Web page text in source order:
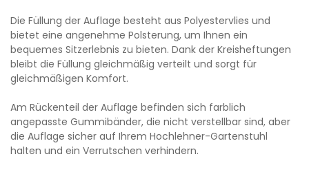
Die Füllung der Auflage besteht aus Polyestervlies und
bietet eine angenehme Polsterung, um Ihnen ein
bequemes Sitzerlebnis zu bieten. Dank der Kreisheftungen
bleibt die Füllung gleichmäßig verteilt und sorgt für
gleichmäßigen Komfort.
Am Rückenteil der Auflage befinden sich farblich
angepasste Gummibänder, die nicht verstellbar sind, aber
die Auflage sicher auf Ihrem Hochlehner-Gartenstuhl
halten und ein Verrutschen verhindern.